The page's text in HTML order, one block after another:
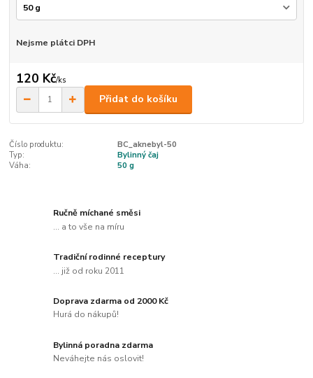
Nejsme plátci DPH
120 Kč/ks
Přidat do košíku
Číslo produktu:
BC_aknebyl-50
Typ:
Bylinný čaj
Váha:
50 g
Ručně míchané směsi
... a to vše na míru
Tradiční rodinné receptury
... již od roku 2011
Doprava zdarma od 2000 Kč
Hurá do nákupů!
Bylinná poradna zdarma
Neváhejte nás oslovit!